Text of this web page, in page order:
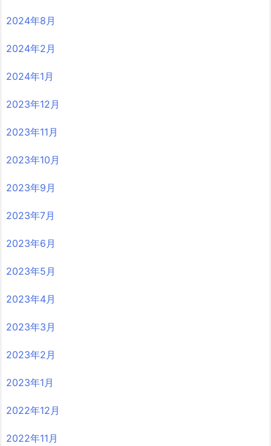
2024年8月
2024年2月
2024年1月
2023年12月
2023年11月
2023年10月
2023年9月
2023年7月
2023年6月
2023年5月
2023年4月
2023年3月
2023年2月
2023年1月
2022年12月
2022年11月